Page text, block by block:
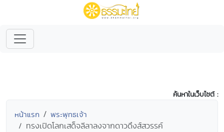
ค้นหาในเว็บไซต์ :
หน้าแรก พระพุทธเจ้า
ทรงเปิดโลกเสด็จลีลาลงจากดาวดึงส์สวรรค์